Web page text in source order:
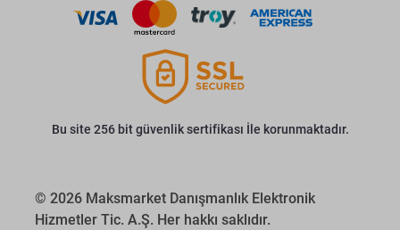
Bu site 256 bit güvenlik sertifikası İle korunmaktadır.
© 2026 Maksmarket Danışmanlık Elektronik
Hizmetler Tic. A.Ş. Her hakkı saklıdır.